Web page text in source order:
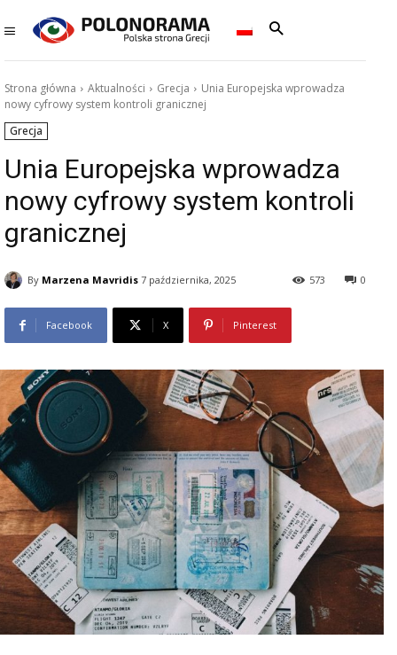
Strona główna Aktualności Grecja
Unia Europejska wprowadza
nowy cyfrowy system kontroli granicznej
Grecja
Unia Europejska wprowadza
nowy cyfrowy system kontroli
granicznej
By Marzena Mavridis 7 października, 2025 0
573
Facebook X Pinterest